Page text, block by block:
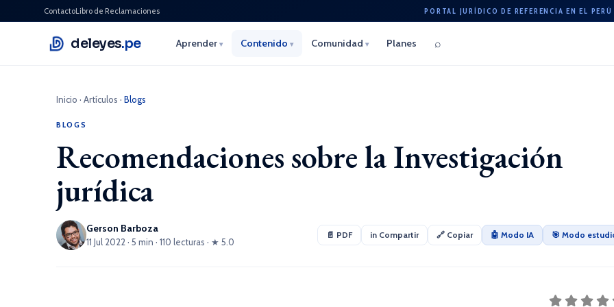
ContactoLibro de Reclamaciones PORTAL JURÍDICO DE REFERENCIA EN EL PERÚ
deleyes.pe Aprender ▾ Contenido ▾ Comunidad ▾ Planes ⌕
Inicio · Artículos · Blogs
BLOGS
Recomendaciones sobre la Investigación
jurídica
Gerson Barboza
11 Jul 2022 · 5 min · 110 lecturas · ★ 5.0
📄 PDF in Compartir 🔗 Copiar 🤖 Modo IA 🎯 Modo